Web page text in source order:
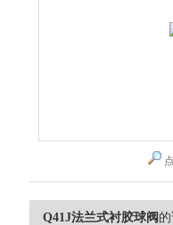
Q41J法兰式衬胶球阀